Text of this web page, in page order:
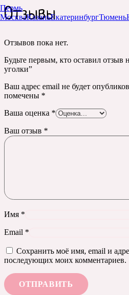
Пермь
МоскваКазаньЕкатеринбургТюмень
Отзывы
Отзывов пока нет.
Будьте первым, кто оставил отзыв
уголки”
Ваш адрес email не будет
помечены *
Ваша оценка *
Ваш отзыв *
Имя *
Email *
Сохранить моё имя, email и
последующих моих комментариев.